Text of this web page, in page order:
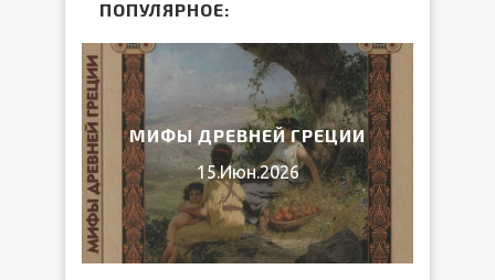
ПОПУЛЯРНОЕ:
МИФЫ ДРЕВНЕЙ ГРЕЦИИ
15.Июн.2026